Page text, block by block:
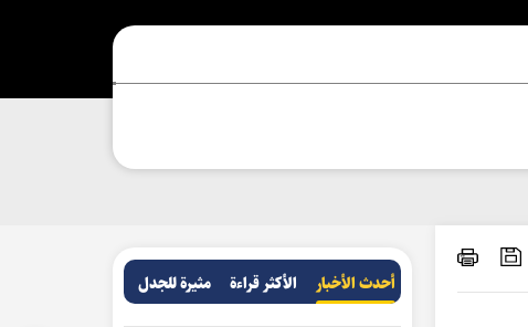
أحدث الأخبار الأکثر قراءة مثيرة للجدل